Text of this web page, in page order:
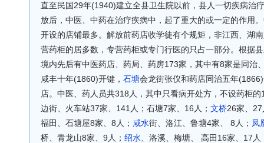
直至民国29年(1940)建立全县卫生院以前，县人一切疾病治
放后，中医、中药在治疗疾病中，起了重大的或一定的作用
开设的店铺最多。解放前药店收学徒有个规矩，非江西、湖
营药柜的居多数，专营药柜或专门行医的只占一部分。根据
境内先后有中医药店、药局、药房173家，其中有8家是同治
咸丰十年(1860)开键， 石塘会龙街张仪和药店同治五年
店。中医、药人员共318人，其中只看病开处方，不设药柜
边街、火车站37家、141人；石塘7家、16人； 文桥26家、
福田、石塘屋8家、8人； 咸水街、洛江、鲁塘4家、 8人； 凤
桥、青龙山8家、9人； 绍水 、洛溪、梅塘、 高田16家、17人